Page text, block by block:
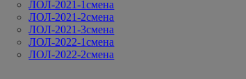
ЛОЛ-2021-1смена
ЛОЛ-2021-2смена
ЛОЛ-2021-3смена
ЛОЛ-2022-1смена
ЛОЛ-2022-2смена